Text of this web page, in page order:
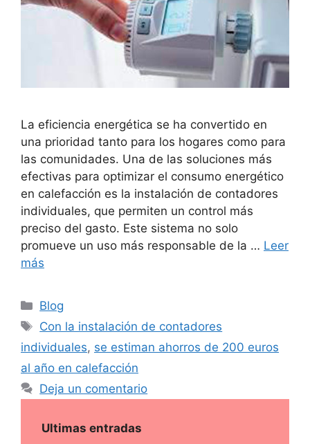
La eficiencia energética se ha convertido en
una prioridad tanto para los hogares como para
las comunidades. Una de las soluciones más
efectivas para optimizar el consumo energético
en calefacción es la instalación de contadores
individuales, que permiten un control más
preciso del gasto. Este sistema no solo
promueve un uso más responsable de la … Leer
más
Categorías
Blog
Etiquetas
Con la instalación de contadores
individuales, se estiman ahorros de 200 euros
al año en calefacción
Deja un comentario
Ultimas entradas